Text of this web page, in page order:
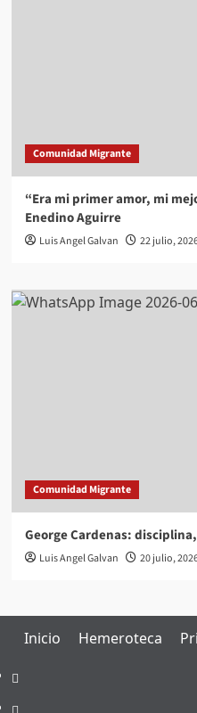
Comunidad Migrante
“Era mi primer amor, mi
Enedino Aguirre
Luis Angel Galvan 22 julio,
Comunidad Migrante
George Cardenas:
Luis Angel Galvan 20 julio,
Inicio Hemeroteca
Inicio
Hemeroteca